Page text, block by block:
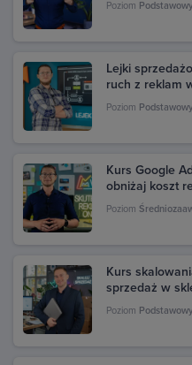
transakcje dokonane
transakcję, aby
Poziom Podstawowy
Lejki
ruch z reklam
Poziom Podstawowy
Kurs Google
obniżaj koszt
Poziom
Kurs
sprzedaż w
Poziom Podstawowy